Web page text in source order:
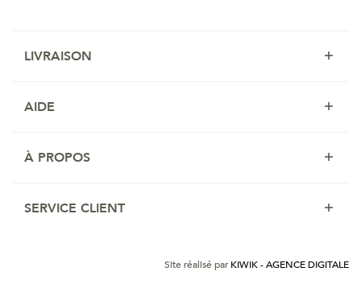
LIVRAISON
AIDE
À PROPOS
SERVICE CLIENT
Site réalisé par KIWIK - AGENCE DIGITALE